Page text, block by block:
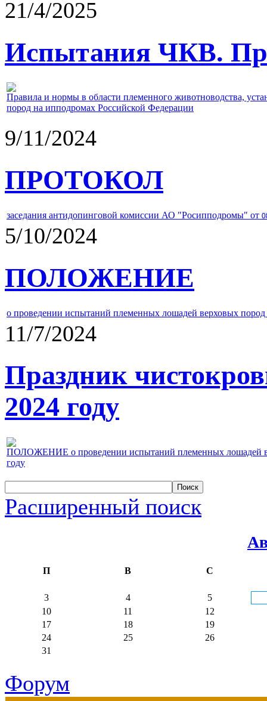
21/4/2025
Испытания ЧКВ.
Правила и нормы в области племенного животноводства,
пород на ипподромах Российской Федерации
9/11/2024
ПРОТОКОЛ
заседания антидопинговой комиссии АО "Росипподромы" от
5/10/2024
ПОЛОЖЕНИЕ
о проведении испытаний племенных лошадей верховых
11/7/2024
Праздник
2024 году
ПОЛОЖЕНИЕ о проведении испытаний племенных лошадей
году
Расширенный поиск
П В С
3 4
5
10
11
12
17
18
19
24
25
26
31
Форум